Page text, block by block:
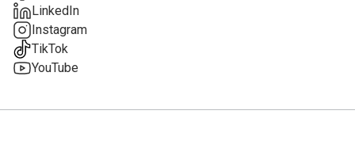
LinkedIn
Instagram
TikTok
YouTube